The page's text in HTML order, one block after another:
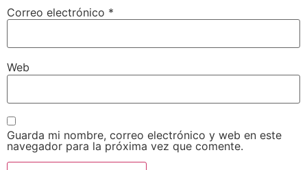
Correo electrónico *
Web
Guarda mi nombre, correo electrónico y web en este
navegador para la próxima vez que comente.